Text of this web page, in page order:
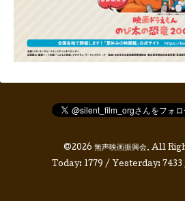
©2026 無声映画振興会. All
Today: 1779 / Yesterday: 7433